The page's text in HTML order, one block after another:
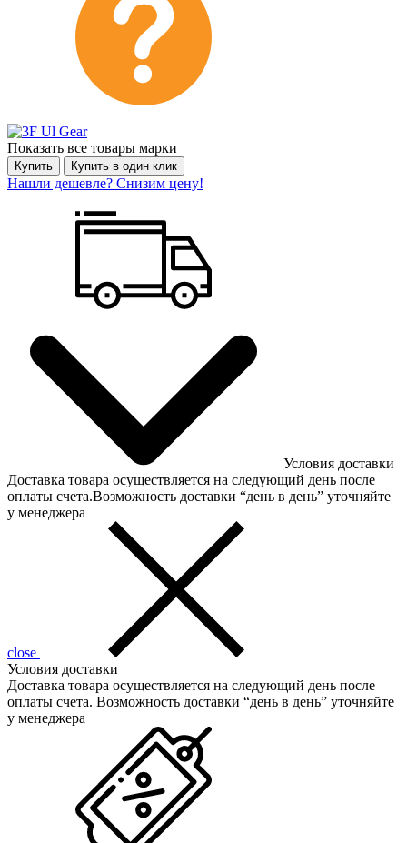
Показать все товары марки
Купить Купить в один клик
Нашли дешевле? Снизим цену!
Условия доставки
Доставка товара осуществляется на следующий день после
оплаты счета.Возможность доставки “день в день” уточняйте
у менеджера
close
Условия доставки
Доставка товара осуществляется на следующий день после
оплаты счета. Возможность доставки “день в день” уточняйте
у менеджера